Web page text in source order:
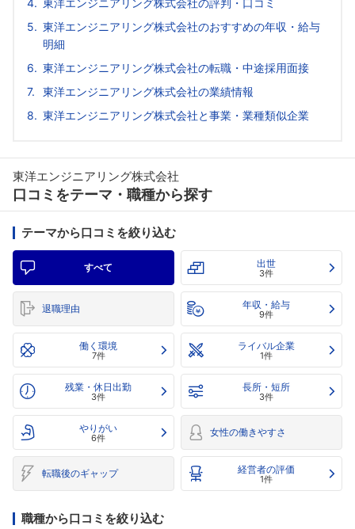
東洋エンジニアリング株式会社の評判・口コミ
東洋エンジニアリング株式会社のおすすめの年収・給与
明細
東洋エンジニアリング株式会社の転職・中途採用面接
東洋エンジニアリング株式会社の業績情報
東洋エンジニアリング株式会社と事業・業種類似企業
東洋エンジニアリング株式会社
口コミをテーマ・職種から探す
テーマから口コミを絞り込む
すべて 出世
3件
退職理由 年収・給与
9件
働く環境
7件
ライバル企業
1件
残業・休日出勤
3件
長所・短所
3件
やりがい
6件 女性の働きやすさ
転職後のギャップ 経営者の評価
1件
職種から口コミを絞り込む